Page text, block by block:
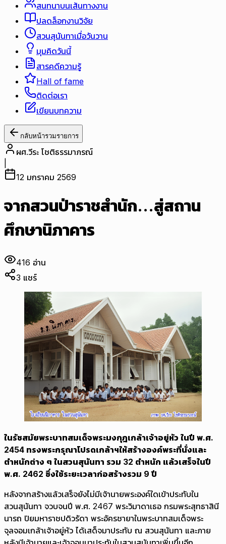
สนทนาบนเส้นทางงาน
ปลดล็อกงานวิจัย
สวนสุนันทาเมื่อวันวาน
มุมคิดวันนี้
สารคดีความรู้
Hall of fame
ติดต่อเรา
เขียนบทความ
กลับหน้ารวมรายการ
ผศ.วีระ โชติธรรมาภรณ์
12 มกราคม 2569
จากสวนป่าราชสำนัก…สู่สถาน
ศึกษานิภาคาร
416 อ่าน
3 แชร์
ในรัชสมัยพระบาทสมเด็จพระมงกุฎเกล้าเจ้าอยู่หัว ในปี พ.ศ.
2454 ทรงพระกรุณาโปรดเกล้าฯให้สร้างองค์พระที่นั่งและ
ตำหนักต่าง ๆ ในสวนสุนันทา รวม 32 ตำหนัก แล้วเสร็จในปี
พ.ศ. 2462 ซึ่งใช้ระยะเวลาก่อสร้างรวม 9 ปี
หลังจากสร้างแล้วเสร็จยังไม่มีเจ้านายพระองค์ใดเข้าประทับใน
สวนสุนันทา จวบจนปี พ.ศ. 2467 พระวิมาดาเธอ กรมพระสุทธาสินี
นารถ ปิยมหาราชปดิวรัดา พระอัครชายาในพระบาทสมเด็จพระ
จุลจอมเกล้าเจ้าอยู่หัว ได้เสด็จมาประทับ ณ สวนสุนันทา และภาย